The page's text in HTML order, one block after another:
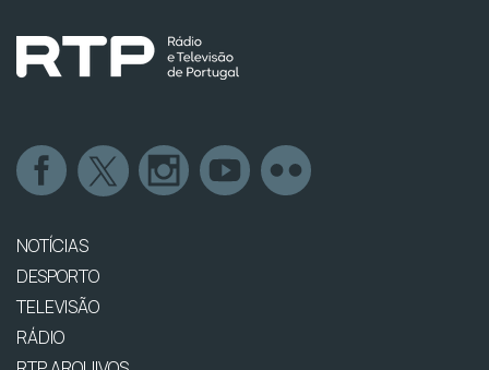
NOTÍCIAS
DESPORTO
TELEVISÃO
RÁDIO